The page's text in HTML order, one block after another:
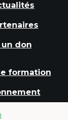
un don
formation